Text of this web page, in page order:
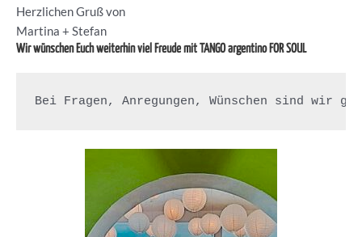
Herzlichen Gruß von
Martina + Stefan
Wir wünschen Euch weiterhin viel Freude mit TANGO argentino FOR SOUL
Bei Fragen, Anregungen, Wünschen sind wir